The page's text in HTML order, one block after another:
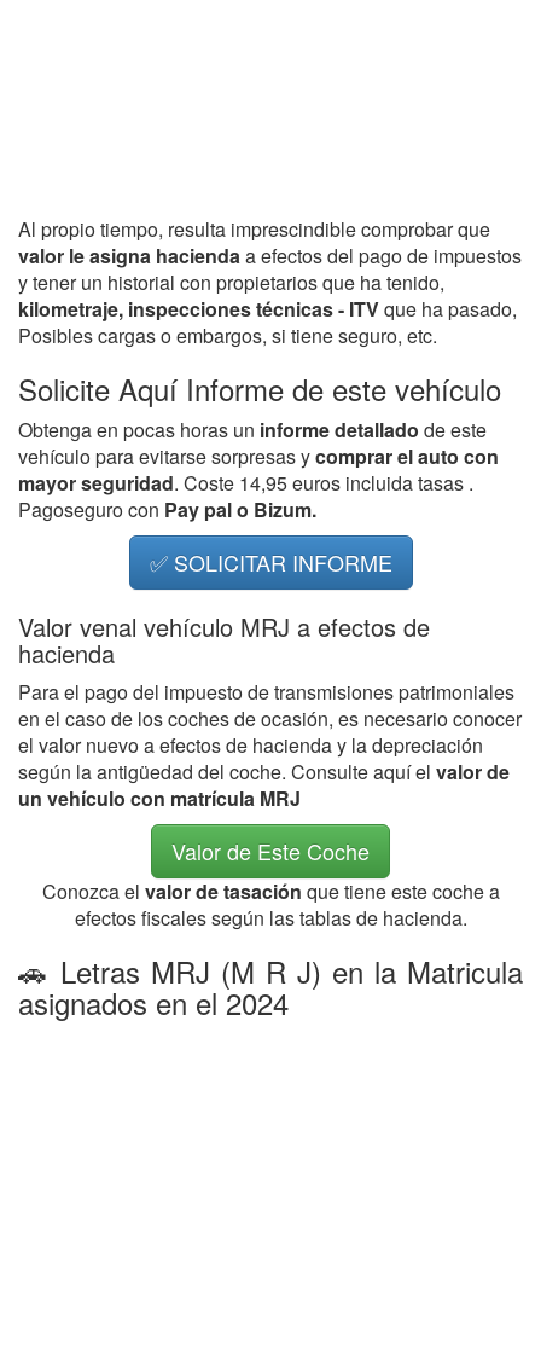
Al propio tiempo, resulta imprescindible comprobar que
valor le asigna haciendaa efectos del pago de impuestos
y tener un historial con propietarios que ha tenido,
kilometraje, inspecciones técnicas - ITVque ha pasado,
Posibles cargas o embargos, si tiene seguro, etc.
Solicite Aquí Informe de este vehículo
Obtenga en pocas horas un informe detallado de este
vehículo para evitarse sorpresas ycomprar el auto con
mayor seguridad. Coste 14,95 euros incluida tasas .
Pagoseguro con Pay pal o Bizum.
✅ SOLICITAR INFORME
Valor venal vehículo MRJ a efectos de
hacienda
Para el pago del impuesto de transmisiones patrimoniales
en el caso de los coches de ocasión, es necesario conocer
el valor nuevo a efectos de hacienda y la depreciación
según la antigüedad del coche. Consulte aquí el valor de
un vehículo con matrícula MRJ
Valor de Este Coche
Conozca el valor de tasación que tiene este coche a
efectos fiscales según las tablas de hacienda.
🚗 Letras MRJ (M R J) en la Matricula
asignados en el 2024